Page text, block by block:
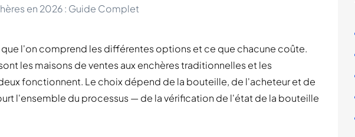
Canada
Guyana
Barbade
en 2026 : Guide Complet
l'on comprend les différentes options et ce que chacune coûte.
les maisons de ventes aux enchères traditionnelles et les
fonctionnent. Le choix dépend de la bouteille, de l'acheteur et de
l'ensemble du processus — de la vérification de l'état de la bouteille